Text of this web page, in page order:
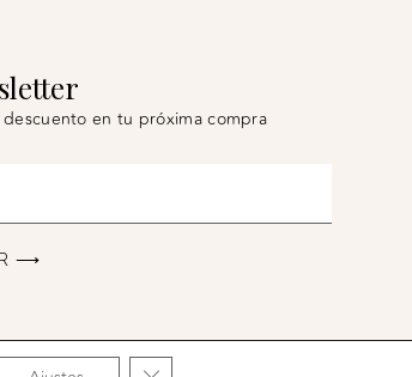
descuento en tu próxima compra
⟶
CERRAR EL BANNER DE